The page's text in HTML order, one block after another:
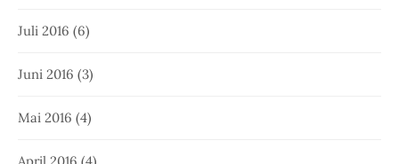
Juli 2016 (6)
Juni 2016 (3)
Mai 2016 (4)